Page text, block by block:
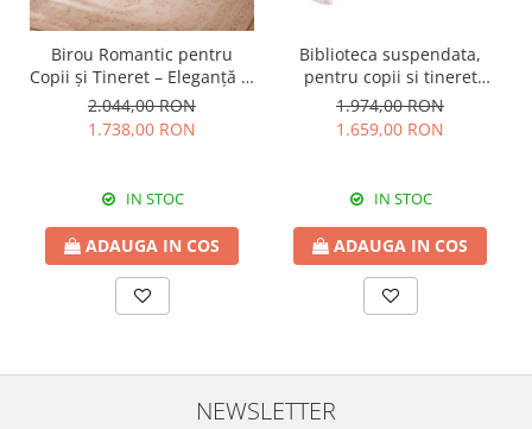
Birou Romantic pentru
Copii și Tineret – Eleganță și
Funcționalitate, 117x62x75
cm
2.044,00 RON
1.738,00 RON
IN STOC
ADAUGA IN COS
Biblioteca suspendata,
pentru copii si tineret
Colectia Romantic,
117x37x119 cm
1.974,00 RON
1.659,00 RON
IN STOC
ADAUGA IN COS
NEWSLETTER